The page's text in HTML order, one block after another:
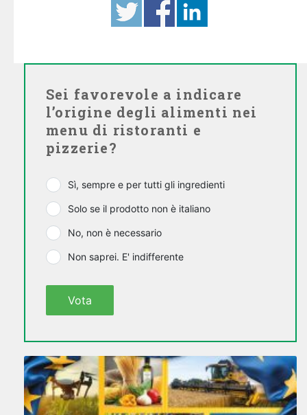
Sei favorevole a indicare
l’origine degli alimenti nei
menu di ristoranti e
pizzerie?
Sì, sempre e per tutti gli ingredienti
Solo se il prodotto non è italiano
No, non è necessario
Non saprei. E' indifferente
Vota